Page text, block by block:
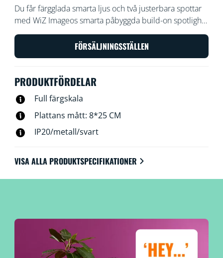
Du får färgglada smarta ljus och två justerbara spottar
med WiZ Imageos smarta påbyggda build-on spotlights
i svart. Använd i ditt befintliga Wi-Fi för att styra med
WiZ-appen eller med din röst.
FÖRSÄLJNINGSSTÄLLEN
PRODUKTFÖRDELAR
Full färgskala
Plattans mått: 8*25 CM
IP20/metall/svart
VISA ALLA PRODUKTSPECIFIKATIONER